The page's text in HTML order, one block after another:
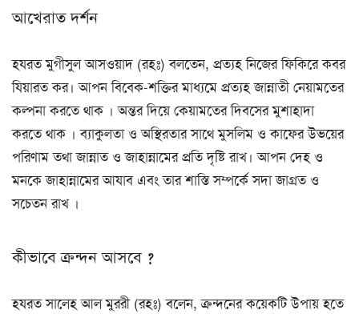
আখেরাত দর্শন
হযরত মুগীসুল আসওয়াদ (রহঃ) বলতেন, প্রত্যহ নিজের ফিকিরে কবর
যিয়ারত কর। আপন বিবেক-শক্তির মাধ্যমে প্রত্যহ জান্নাতী নেয়ামতের
কল্পনা করতে থাক । অন্তর দিয়ে কেয়ামতের দিবসের মুশাহাদা
করতে থাক । ব্যাকুলতা ও অস্থিরতার সাথে মুসলিম ও কাফের উভয়ের
পরিণাম তথা জান্নাত ও জাহান্নামের প্রতি দৃষ্টি রাখ। আপন দেহ ও
মনকে জাহান্নামের আযাব এবং তার শাস্তি সম্পর্কে সদা জাগ্রত ও
সচেতন রাখ ।
কীভাবে ক্রন্দন আসবে ?
হযরত সালেহ আল মুররী (রহঃ) বলেন, ক্রন্দনের কয়েকটি উপায় হতে